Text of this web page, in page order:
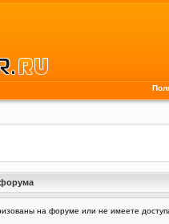
на форуме или не имеете